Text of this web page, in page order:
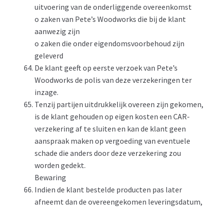
uitvoering van de onderliggende overeenkomst
o zaken van Pete’s Woodworks die bij de klant
aanwezig zijn
o zaken die onder eigendomsvoorbehoud zijn
geleverd
De klant geeft op eerste verzoek van Pete’s
Woodworks de polis van deze verzekeringen ter
inzage.
Tenzij partijen uitdrukkelijk overeen zijn gekomen,
is de klant gehouden op eigen kosten een CAR-
verzekering af te sluiten en kan de klant geen
aanspraak maken op vergoeding van eventuele
schade die anders door deze verzekering zou
worden gedekt.
Bewaring
Indien de klant bestelde producten pas later
afneemt dan de overeengekomen leveringsdatum,